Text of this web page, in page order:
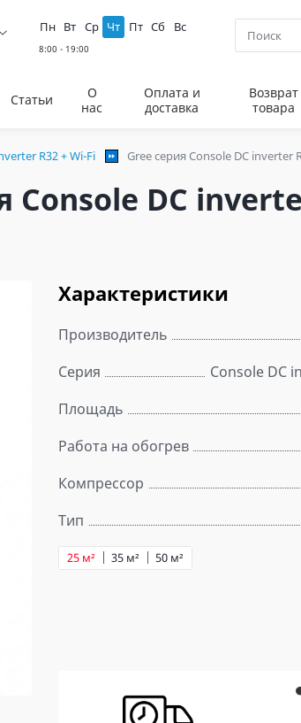
Пн Вт Ср Чт Пт Сб Вс
Статьи
О
нас
Оплата и
доставка
Возврат
товара
R32 + Wi-Fi Gree серия Сonsole DC inverter
DC
Характеристики
Производитель
Серия
Сonsole DC
Площадь
Работа на обогрев
Компрессор
Тип
25 м² 35 м² 50 м²